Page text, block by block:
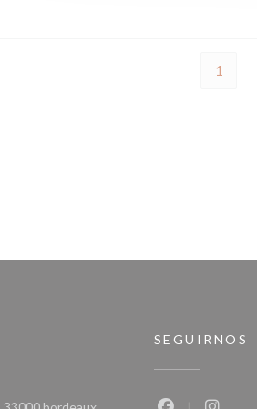
1
((abre en una nueva ventana))
SEGUIRNOS